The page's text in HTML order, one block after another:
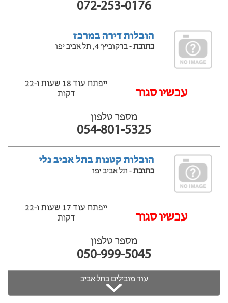
072-253-0176
הובלות דירה במרכז
כתובת- ברקוביץ' 4, תל אביב יפו
עכשיו סגור
ייפתח עוד 18 שעות ‫ו-22
דקות
מספר טלפון
054-801-5325
הובלות קטנות בתל אביב נלי
כתובת- תל אביב יפו
עכשיו סגור
ייפתח עוד 17 שעות ‫ו-22
דקות
מספר טלפון
050-999-5045
עוד מובילים בתל אביב